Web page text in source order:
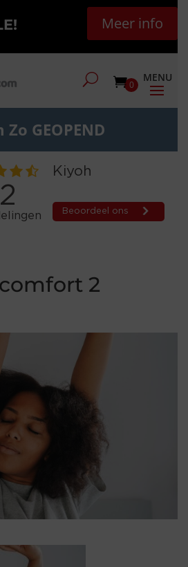
Meer info
0
GEOPEND
2